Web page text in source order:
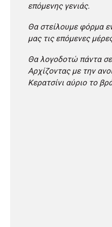
επόμενης γενιάς.
Θα στείλουμε φόρμα
μας τις επόμενες
Θα λογοδοτώ πάντα
Αρχίζοντας με την
Κερατσίνι αύριο το